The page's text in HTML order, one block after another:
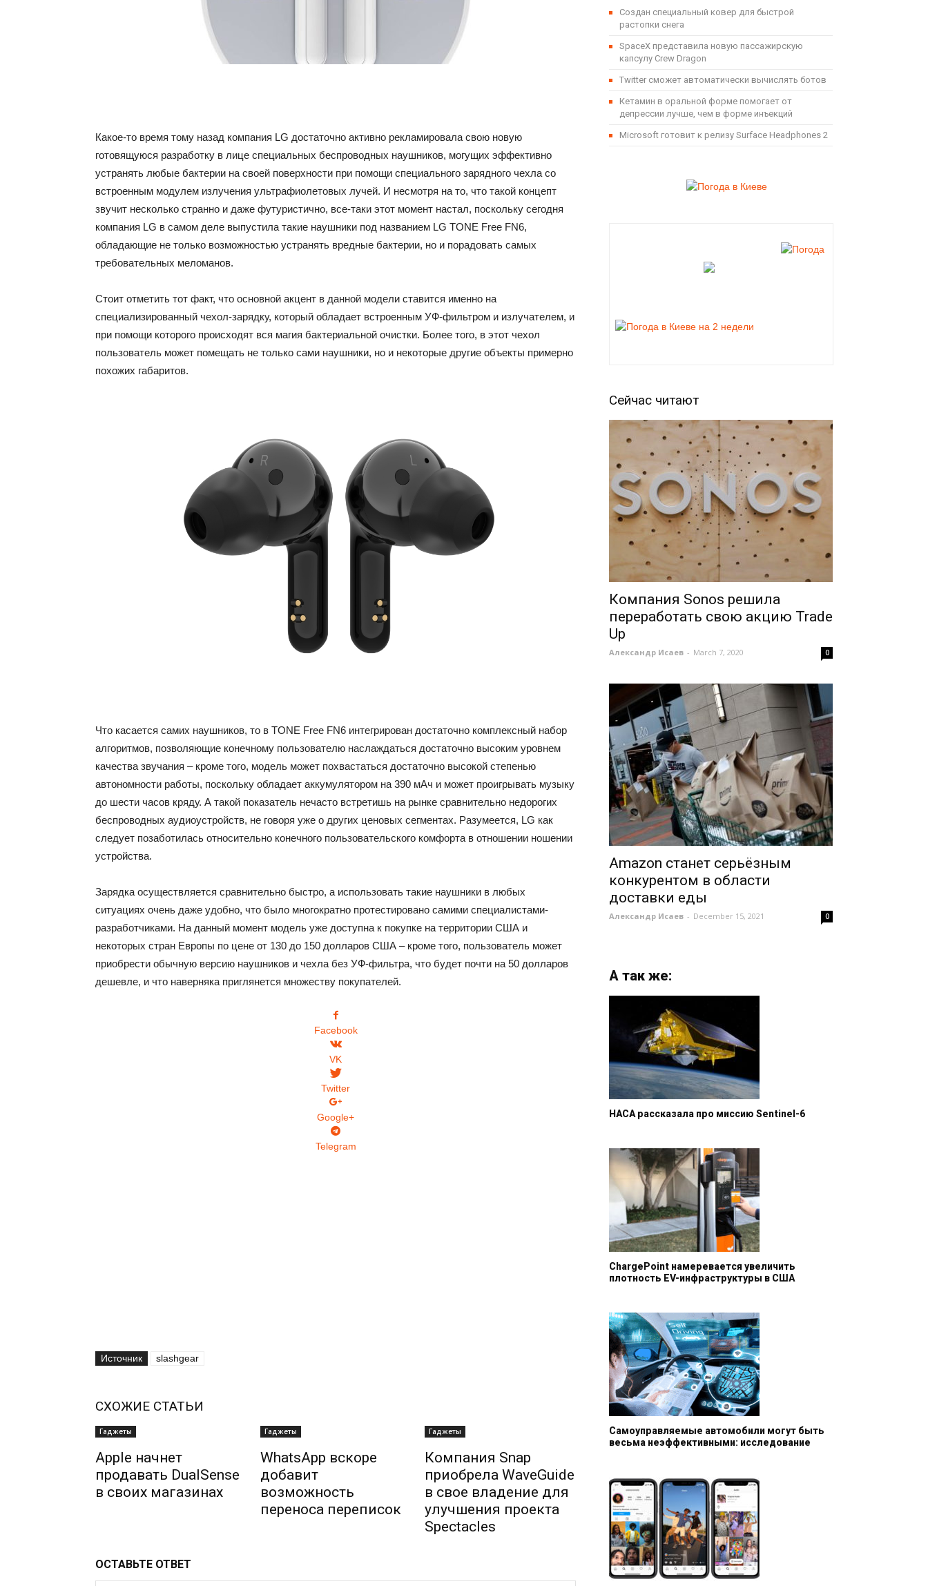
Какое-то время тому назад компания LG достаточно активно рекламировала свою новую
готовящуюся разработку в лице специальных беспроводных наушников, могущих эффективно
устранять любые бактерии на своей поверхности при помощи специального зарядного чехла со
встроенным модулем излучения ультрафиолетовых лучей. И несмотря на то, что такой концепт
звучит несколько странно и даже футуристично, все-таки этот момент настал, поскольку сегодня
компания LG в самом деле выпустила такие наушники под названием LG TONE Free FN6,
обладающие не только возможностью устранять вредные бактерии, но и порадовать самых
требовательных меломанов.
Стоит отметить тот факт, что основной акцент в данной модели ставится именно на
специализированный чехол-зарядку, который обладает встроенным УФ-фильтром и излучателем, и
при помощи которого происходят вся магия бактериальной очистки. Более того, в этот чехол
пользователь может помещать не только сами наушники, но и некоторые другие объекты примерно
похожих габаритов.
Что касается самих наушников, то в TONE Free FN6 интегрирован достаточно комплексный набор
алгоритмов, позволяющие конечному пользователю наслаждаться достаточно высоким уровнем
качества звучания – кроме того, модель может похвастаться достаточно высокой степенью
автономности работы, поскольку обладает аккумулятором на 390 мАч и может проигрывать музыку
до шести часов кряду. А такой показатель нечасто встретишь на рынке сравнительно недорогих
беспроводных аудиоустройств, не говоря уже о других ценовых сегментах. Разумеется, LG как
следует позаботилась относительно конечного пользовательского комфорта в отношении ношении
устройства.
Зарядка осуществляется сравнительно быстро, а использовать такие наушники в любых
ситуациях очень даже удобно, что было многократно протестировано самими специалистами-
разработчиками. На данный момент модель уже доступна к покупке на территории США и
некоторых стран Европы по цене от 130 до 150 долларов США – кроме того, пользователь может
приобрести обычную версию наушников и чехла без УФ-фильтра, что будет почти на 50 долларов
дешевле, и что наверняка приглянется множеству покупателей.
Facebook
VK
Twitter
Google+
Telegram
Источник slashgear
СХОЖИЕ СТАТЬИ
Гаджеты
Apple начнет
продавать DualSense
в своих магазинах
Гаджеты
WhatsApp вскоре
добавит
возможность
переноса переписок
Гаджеты
Компания Snap
приобрела WaveGuide
в свое владение для
улучшения проекта
Spectacles
ОСТАВЬТЕ ОТВЕТ
Создан специальный ковер для быстрой
растопки снега
SpaceX представила новую пассажирскую
капсулу Crew Dragon
Twitter сможет автоматически вычислять ботов
Кетамин в оральной форме помогает от
депрессии лучше, чем в форме инъекций
Microsoft готовит к релизу Surface Headphones 2
Сейчас читают
Компания Sonos решила
переработать свою акцию Trade
Up
Александр Исаев - March 7, 2020 0
Amazon станет серьёзным
конкурентом в области
доставки еды
Александр Исаев - December 15, 2021 0
А так же:
НАСА рассказала про миссию Sentinel-6
ChargePoint намеревается увеличить
плотность EV-инфраструктуры в США
Самоуправляемые автомобили могут быть
весьма неэффективными: исследование